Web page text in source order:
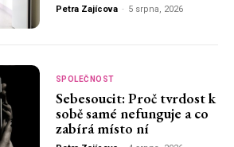
Petra Zajícova - 5 srpna, 2026
SPOLEČNOST
Sebesoucit: Proč tvrdost k
sobě samé nefunguje a co
zabírá místo ní